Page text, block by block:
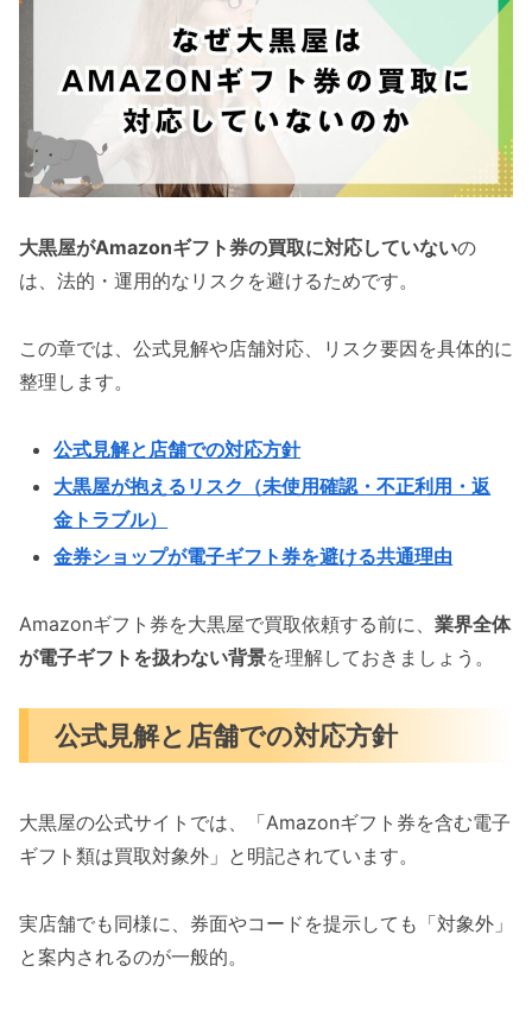
大黒屋がAmazonギフト券の買取に対応していないの
は、法的・運用的なリスクを避けるためです。
この章では、公式見解や店舗対応、リスク要因を具体的に
整理します。
公式見解と店舗での対応方針
大黒屋が抱えるリスク（未使用確認・不正利用・返
金トラブル）
金券ショップが電子ギフト券を避ける共通理由
Amazonギフト券を大黒屋で買取依頼する前に、 業界全体
が電子ギフトを扱わない背景を理解しておきましょう。
公式見解と店舗での対応方針
大黒屋の公式サイトでは、「Amazonギフト券を含む電子
ギフト類は買取対象外」と明記されています。
実店舗でも同様に、券面やコードを提示しても「対象外」
と案内されるのが一般的。